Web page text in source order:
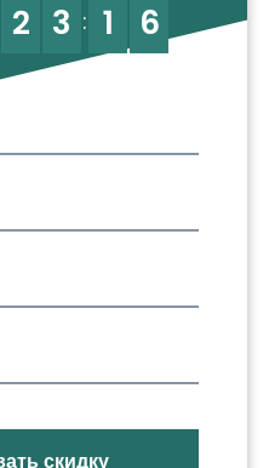
2 3 1 6